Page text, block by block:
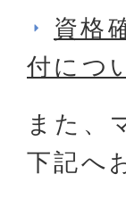
資格
付につ
また、
下記へ